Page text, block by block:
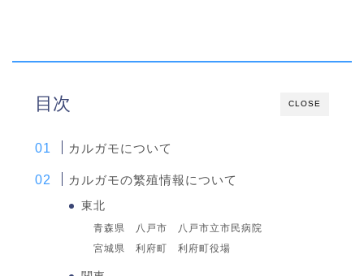
CLOSE
目次
カルガモについて
カルガモの繁殖情報について
東北
青森県 八戸市 八戸市立市民病院
宮城県 利府町 利府町役場